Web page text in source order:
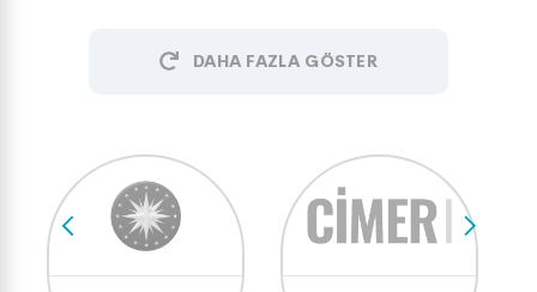
DAHA FAZLA GÖSTER